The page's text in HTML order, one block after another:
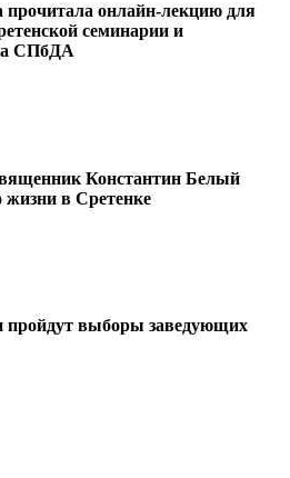
онлайн-лекцию для
семинарии и
СПбДА
Константин Белый
жизни в Сретенке
пройдут выборы заведующих